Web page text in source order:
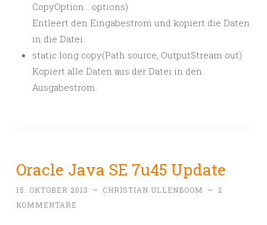
CopyOption… options)
Entleert den Eingabestrom und kopiert die Daten
in die Datei.
static long copy(Path source, OutputStream out)
Kopiert alle Daten aus der Datei in den
Ausgabestrom.
Oracle Java SE 7u45 Update
15. OKTOBER 2013 ~ CHRISTIAN ULLENBOOM ~
2
KOMMENTARE